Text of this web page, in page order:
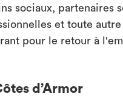
sociaux, partenaires
et toute autre
pour le retour à
d’Armor